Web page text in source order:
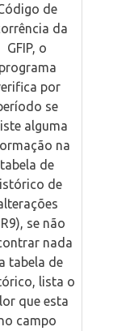
de
da
GFIP, o
programa
por
se
alguma
na
tabela de
de
se não
nada
tabela de
lista o
que esta
campo